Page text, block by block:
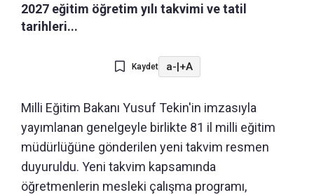
2027 eğitim öğretim yılı takvimi ve tatil
tarihleri...
Kaydet a-|+A
Milli Eğitim Bakanı Yusuf Tekin'in imzasıyla
yayımlanan genelgeyle birlikte 81 il milli eğitim
müdürlüğüne gönderilen yeni takvim resmen
duyuruldu. Yeni takvim kapsamında
öğretmenlerin mesleki çalışma programı,